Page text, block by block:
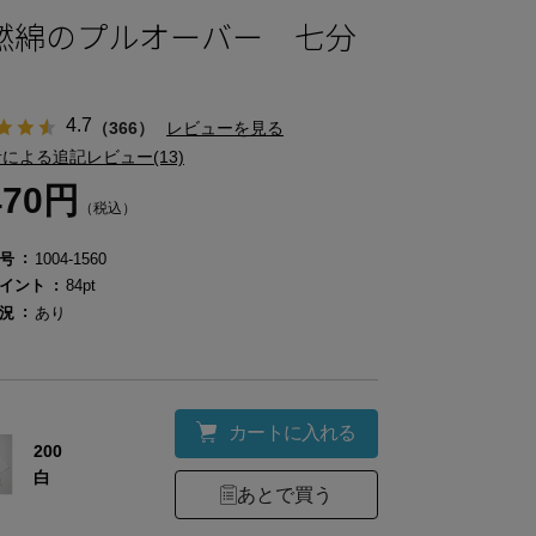
綿のプルオーバー 七分
4.7 （366）
レビューを見る
よる追記レビュー(13)
円 （税込）
1004-1560
ント
84pt
あり
200
白
カートに入れる
あとで買う